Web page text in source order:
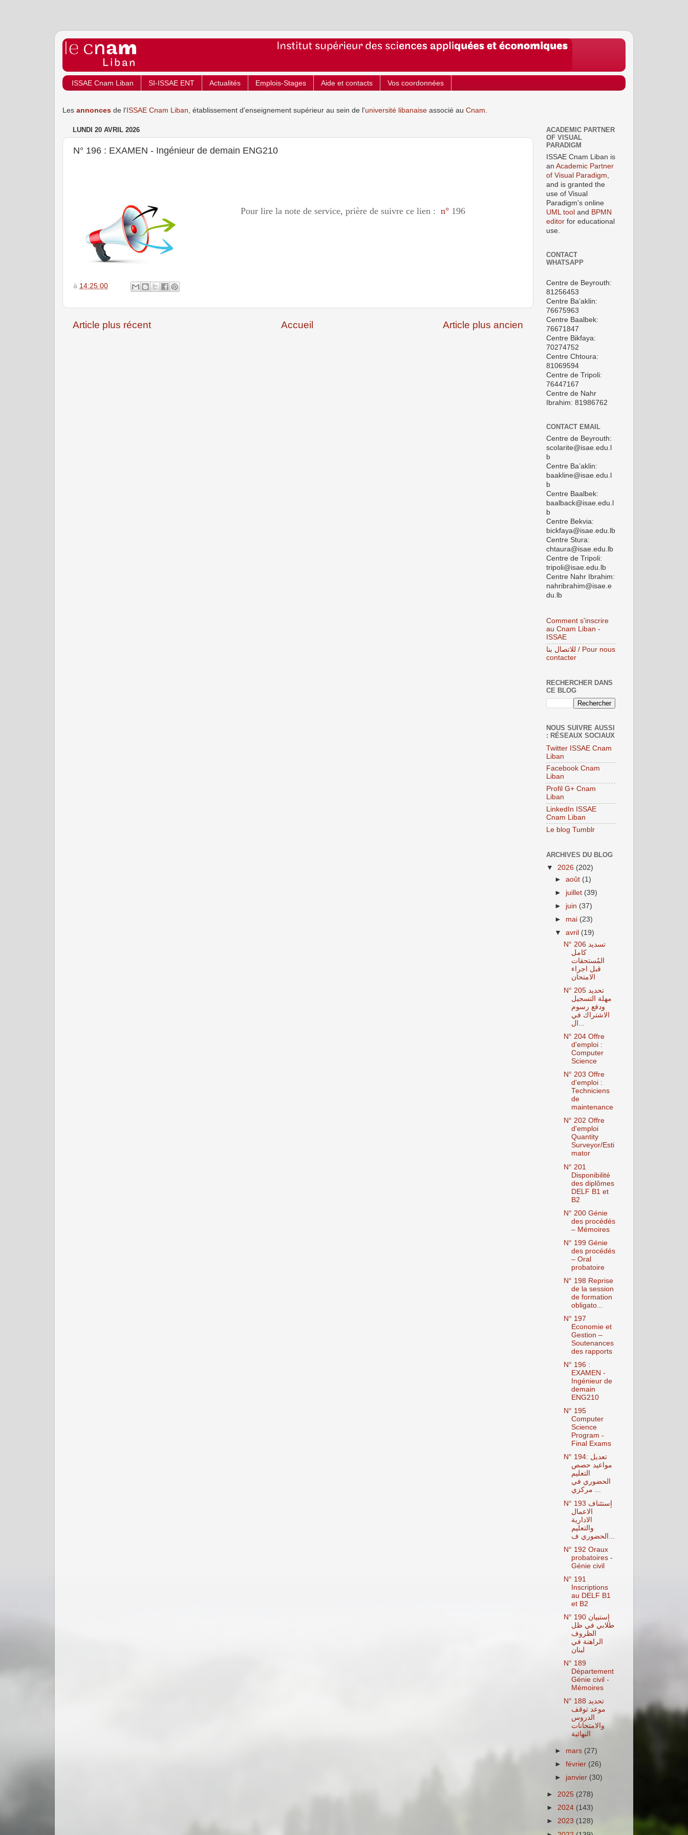
ISSAE Cnam Liban SI-ISSAE ENT Actualités Emplois-Stages Aide et contacts Vos coordonnées
Les annonces de l' ISSAE Cnam Liban , établissement d'enseignement supérieur au sein de l'université libanaise associé au Cnam
LUNDI 20 AVRIL 2026
N° 196 : EXAMEN - Ingénieur de demain ENG210
Pour lire la note de service, prière de suivre ce lien : n°196
à 14:25:00
Article plus récent Article plus ancien
Accueil
ACADEMIC PARTNER
OF VISUAL
PARADIGM
ISSAE Cnam Liban is
an Academic Partner
of Visual Paradigm
and is granted the
use of Visual
Paradigm's online
UML tool and BPMN
editor for educational
use.
CONTACT
WHATSAPP
Centre de Beyrouth:
81256453
Centre Ba’aklin:
76675963
Centre Baalbek:
76671847
Centre Bikfaya:
70274752
Centre Chtoura:
81069594
Centre de Tripoli:
76447167
Centre de Nahr
Ibrahim: 81986762
CONTACT EMAIL
Centre de Beyrouth:
scolarite@isae.edu.l
b
Centre Ba’aklin:
baakline@isae.edu.l
b
Centre Baalbek:
baalback@isae.edu.l
b
Centre Bekvia:
bickfaya@isae.edu.lb
Centre Stura:
chtaura@isae.edu.lb
Centre de Tripoli:
tripoli@isae.edu.lb
Centre Nahr Ibrahim:
nahribrahim@isae.e
du.lb
Comment s'inscrire
au Cnam Liban -
ISSAE
للاتصال بنا / Pour nous
contacter
RECHERCHER DANS
CE BLOG
NOUS SUIVRE AUSSI
: RÉSEAUX SOCIAUX
Twitter ISSAE Cnam
Liban
Facebook Cnam
Liban
Profil G+ Cnam
Liban
LinkedIn ISSAE
Cnam Liban
Le blog Tumblr
ARCHIVES DU BLOG
▼ 2026 (202)
►août (1)
► juillet (39)
► juin (37)
► mai (23)
▼avril (19)
N° 206 تسديد
كامل
المُستحقات
قبل اجراء
الامتحان
N° 205 تحديد
مهلة التسجيل
ودفع رسوم
الاشتراك في
ال...
N° 204 Offre
d'emploi :
Computer
Science
N° 203 Offre
d'emploi :
Techniciens
de
maintenance
N° 202 Offre
d'emploi
Quantity
Surveyor/Esti
mator
N° 201
Disponibilité
des diplômes
DELF B1 et
B2
N° 200 Génie
des procédés
– Mémoires
N° 199 Génie
des procédés
– Oral
probatoire
N° 198 Reprise
de la session
de formation
obligato...
N° 197
Economie et
Gestion –
Soutenances
des rapports
N° 196 :
EXAMEN -
Ingénieur de
demain
ENG210
N° 195
Computer
Science
Program -
Final Exams
N° 194: تعديل
مواعيد حصص
التعليم
الحضوري في
مركزي ...
N° 193 إستئناف
الاعمال
الادارية
والتعليم
N° 192 Oraux
probatoires -
Génie civil
N° 191
Inscriptions
au DELF B1
et B2
N° 190 إستبيان
طلابي في ظل
الظروف
الراهنة في
لبنان
N° 189
Département
Génie civil -
Mémoires
N° 188 تحديد
موعد توقف
الدروس
والامتحانات
النهائية
► mars (27)
►février (26)
► janvier (30)
► 2025 (278)
► 2024 (143)
► 2023 (128)